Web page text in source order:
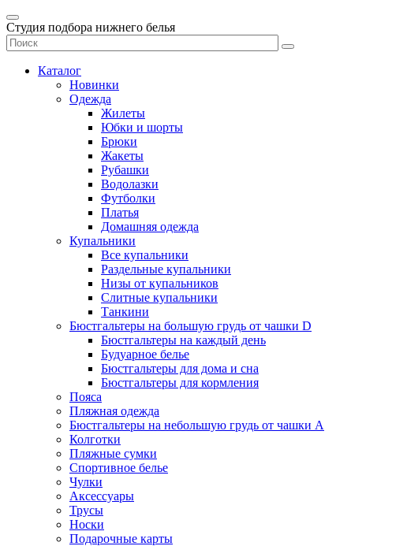
Студия подбора нижнего белья
Каталог
Новинки
Одежда
Жилеты
Юбки и шорты
Брюки
Жакеты
Рубашки
Водолазки
Футболки
Платья
Домашняя одежда
Купальники
Все купальники
Раздельные купальники
Низы от купальников
Слитные купальники
Танкини
Бюстгальтеры на большую грудь от чашки D
Бюстгальтеры на каждый день
Будуарное белье
Бюстгальтеры для дома и сна
Бюстгальтеры для кормления
Пояса
Пляжная одежда
Бюстгальтеры на небольшую грудь от чашки А
Колготки
Пляжные сумки
Спортивное белье
Чулки
Аксессуары
Трусы
Носки
Подарочные карты